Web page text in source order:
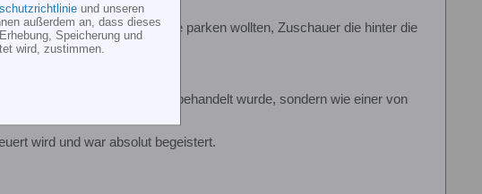
gestartet sind, Flugzeuge die parken wollten, Zuschauer die hinter die
fliegen laden fliegen .....
nicht als Aussenseiter behandelt wurde, sondern wie einer von
wird und war absolut begeistert.
und unseren
außerdem an, dass dieses
Speicherung und
wird, zustimmen.